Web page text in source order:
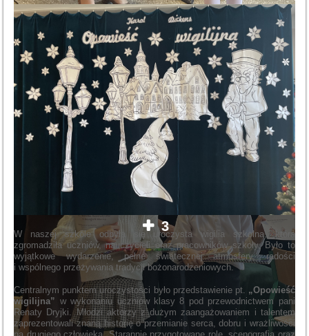
3
W naszej szkole odbyła się uroczysta wigilia szkolna, która
zgromadziła uczniów, nauczycieli oraz pracowników szkoły. Było to
wyjątkowe wydarzenie, pełne świątecznej atmosfery, radości
i wspólnego przeżywania tradycji bożonarodzeniowych.
Centralnym punktem uroczystości było przedstawienie pt. „Opowieść
wigilijna” w wykonaniu uczniów klasy 8 pod przewodnictwem pani
Renaty Dryjki. Młodzi aktorzy z dużym zaangażowaniem i talentem
zaprezentowali znaną historię o przemianie serca, dobru i wrażliwości